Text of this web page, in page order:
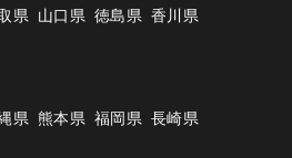
県 山口県 徳島県 香川県
県 熊本県 福岡県 長崎県